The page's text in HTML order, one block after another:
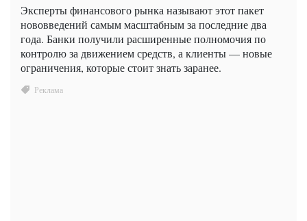
Эксперты финансового рынка называют этот пакет
нововведений самым масштабным за последние два
года. Банки получили расширенные полномочия по
контролю за движением средств, а клиенты — новые
ограничения, которые стоит знать заранее.